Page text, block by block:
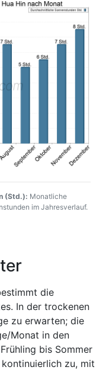
(Std.): Monatliche
im Jahresverlauf.
die
In der trockenen
zu erwarten; die
Monat in den
bis Sommer
zu, mit